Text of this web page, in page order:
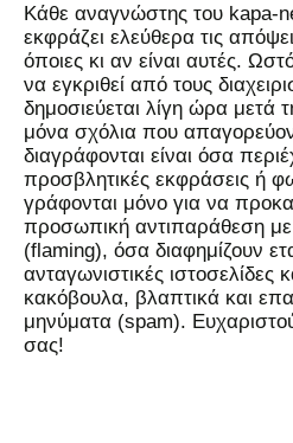
Kάθε αναγνώστης του kapa-
εκφράζει ελεύθερα τις
όποιες κι αν είναι αυτές.
να εγκριθεί από τους
δημοσιεύεται λίγη ώρα μετά
μόνα σχόλια που
διαγράφονται είναι όσα
προσβλητικές εκφράσεις ή
γράφονται μόνο για να
προσωπική αντιπαράθεση
(flaming), όσα διαφημίζουν
ανταγωνιστικές ιστοσελίδες
κακόβουλα, βλαπτικά και
μηνύματα (spam).
σας!